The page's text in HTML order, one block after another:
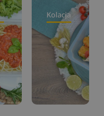
Kolacja